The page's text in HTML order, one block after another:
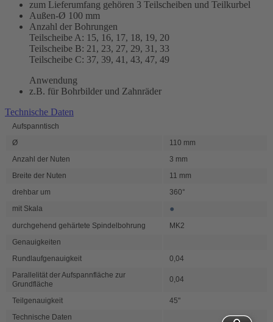
zum Lieferumfang gehören 3 Teilscheiben und Teilkurbel
Außen-Ø 100 mm
Anzahl der Bohrungen
Teilscheibe A: 15, 16, 17, 18, 19, 20
Teilscheibe B: 21, 23, 27, 29, 31, 33
Teilscheibe C: 37, 39, 41, 43, 47, 49
Anwendung
z.B. für Bohrbilder und Zahnräder
Technische Daten
Aufspanntisch
Ø
110 mm
Anzahl der Nuten
3 mm
Breite der Nuten
11 mm
drehbar um
360°
mit Skala
●
durchgehend gehärtete Spindelbohrung
MK2
Genauigkeiten
Rundlaufgenauigkeit
0,04
Parallelität der Aufspannfläche zur
Grundfläche
0,04
Teilgenauigkeit
45"
Technische Daten